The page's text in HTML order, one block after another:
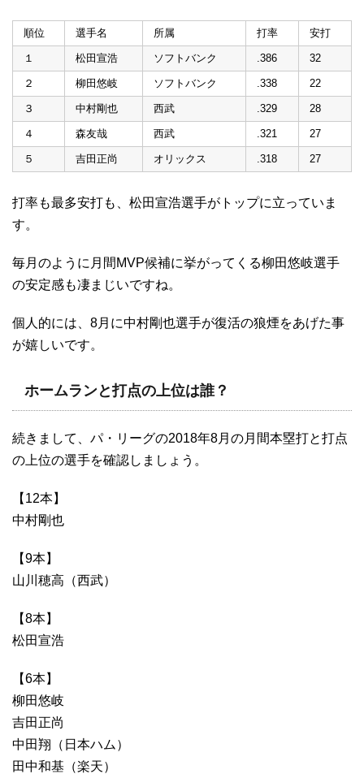
順位 選手名 所属 打率 安打
１ 松田宣浩 ソフトバンク .386 32
２ 柳田悠岐 ソフトバンク .338 22
３ 中村剛也 西武 .329 28
４ 森友哉 西武 .321 27
５ 吉田正尚 オリックス .318 27
打率も最多安打も、松田宣浩選手がトップに立っていま
す。
毎月のように月間MVP候補に挙がってくる柳田悠岐選手
の安定感も凄まじいですね。
個人的には、8月に中村剛也選手が復活の狼煙をあげた事
が嬉しいです。
ホームランと打点の上位は誰？
続きまして、パ・リーグの2018年8月の月間本塁打と打点
の上位の選手を確認しましょう。
【12本】
中村剛也
【9本】
山川穂高（西武）
【8本】
松田宣浩
【6本】
柳田悠岐
吉田正尚
中田翔（日本ハム）
田中和基（楽天）